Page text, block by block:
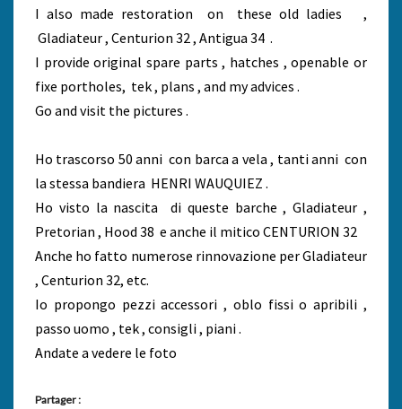
I also made restoration on these old ladies ,
Gladiateur , Centurion 32 , Antigua 34 .
I provide original spare parts , hatches , openable or
fixe portholes, tek , plans , and my advices .
Go and visit the pictures .
Ho trascorso 50 anni con barca a vela , tanti anni con
la stessa bandiera HENRI WAUQUIEZ .
Ho visto la nascita di queste barche , Gladiateur ,
Pretorian , Hood 38 e anche il mitico CENTURION 32
Anche ho fatto numerose rinnovazione per Gladiateur
, Centurion 32, etc.
Io propongo pezzi accessori , oblo fissi o apribili ,
passo uomo , tek , consigli , piani .
Andate a vedere le foto
Partager :